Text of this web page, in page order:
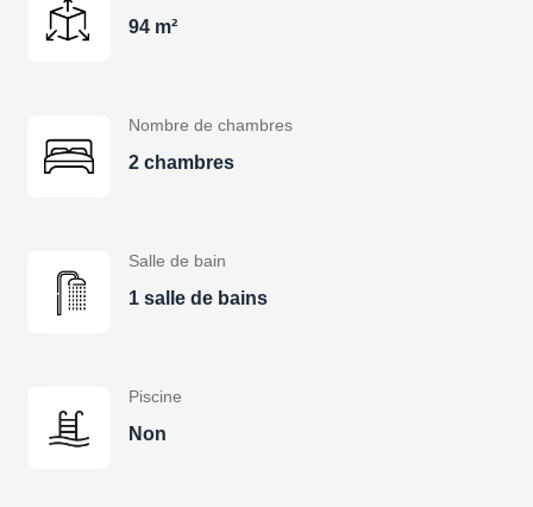
94 m²
Nombre de chambres
2 chambres
Salle de bain
1 salle de bains
Piscine
Non